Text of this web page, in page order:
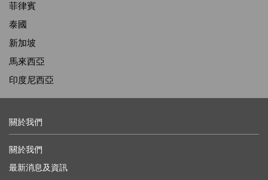
菲律賓
泰國
新加坡
馬來西亞
印度尼西亞
關於我們
關於我們
最新消息及資訊